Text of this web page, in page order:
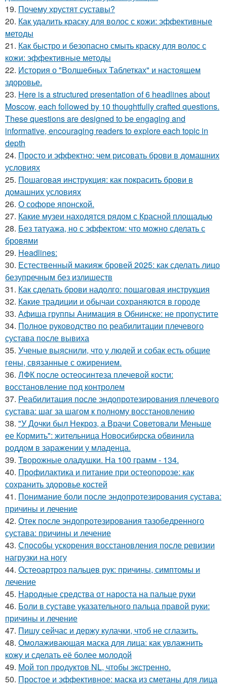
19. Почему хрустят суставы?
20. Как удалить краску для волос с кожи: эффективные
методы
21. Как быстро и безопасно смыть краску для волос с
кожи: эффективные методы
22. История о "Волшебных Таблетках" и настоящем
здоровье.
23. Here is a structured presentation of 6 headlines about
Moscow, each followed by 10 thoughtfully crafted questions.
These questions are designed to be engaging and
informative, encouraging readers to explore each topic in
depth
24. Просто и эффектно: чем рисовать брови в домашних
условиях
25. Пошаговая инструкция: как покрасить брови в
домашних условиях
26. О софоре японской.
27. Какие музеи находятся рядом с Красной площадью
28. Без татуажа, но с эффектом: что можно сделать с
бровями
29. Headlines:
30. Естественный макияж бровей 2025: как сделать лицо
безупречным без излишеств
31. Как сделать брови надолго: пошаговая инструкция
32. Какие традиции и обычаи сохраняются в городе
33. Афиша группы Анимация в Обнинске: не пропустите
34. Полное руководство по реабилитации плечевого
сустава после вывиха
35. Ученые выяснили, что у людей и собак есть общие
гены, связанные с ожирением.
36. ЛФК после остеосинтеза плечевой кости:
восстановление под контролем
37. Реабилитация после эндопротезирования плечевого
сустава: шаг за шагом к полному восстановлению
38. "У Дочки был Некроз, а Врачи Советовали Меньше
ее Кормить": жительница Новосибирска обвинила
роддом в заражении у младенца.
39. Творожные оладушки. На 100 грамм - 134.
40. Профилактика и питание при остеопорозе: как
сохранить здоровье костей
41. Понимание боли после эндопротезирования сустава:
причины и лечение
42. Отек после эндопротезирования тазобедренного
сустава: причины и лечение
43. Способы ускорения восстановления после ревизии
нагрузки на ногу
44. Остеоартроз пальцев рук: причины, симптомы и
лечение
45. Народные средства от нароста на пальце руки
46. Боли в суставе указательного пальца правой руки:
причины и лечение
47. Пишу сейчас и держу кулачки, чтоб не сглазить.
48. Омолаживающая маска для лица: как увлажнить
кожу и сделать её более молодой
49. Мой топ продуктов NL, чтобы экстренно.
50. Простое и эффективное: маска из сметаны для лица